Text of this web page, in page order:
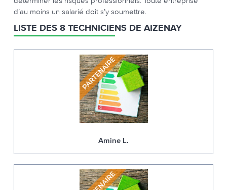
d’au moins un salarié doit s’y soumettre.
LISTE DES 8 TECHNICIENS DE AIZENAY
Amine L.